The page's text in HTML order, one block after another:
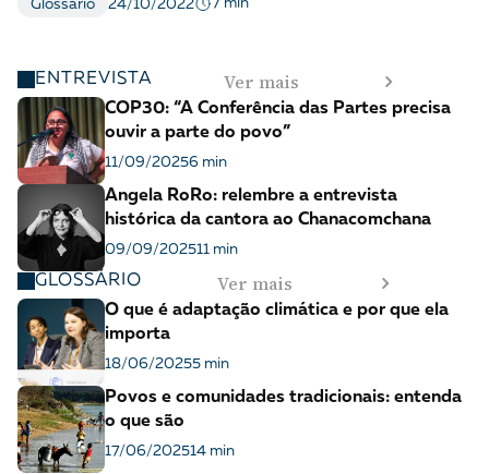
Glossário 24/10/2022 7 min
ENTREVISTA Ver mais
COP30: “A Conferência das Partes precisa
ouvir a parte do povo”
11/09/20256 min
Angela RoRo: relembre a entrevista
histórica da cantora ao Chanacomchana
09/09/202511 min
GLOSSÁRIO Ver mais
O que é adaptação climática e por que ela
importa
18/06/20255 min
Povos e comunidades tradicionais: entenda
o que são
17/06/202514 min